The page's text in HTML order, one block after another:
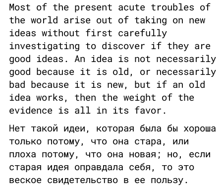
Most of the present acute troubles of
the world arise out of taking on new
ideas without first carefully
investigating to discover if they are
good ideas. An idea is not necessarily
good because it is old, or necessarily
bad because it is new, but if an old
idea works, then the weight of the
evidence is all in its favor.
Нет такой идеи, которая была бы хороша
только потому, что она стара, или
плоха потому, что она новая; но, если
старая идея оправдала себя, то это
веское свидетельство в ее пользу.